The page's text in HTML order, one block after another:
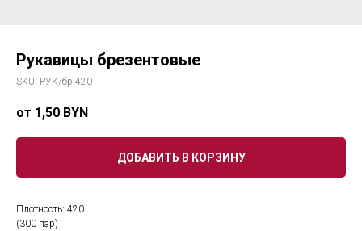
Рукавицы брезентовые
SKU: РУК/бр 420
1,50 BYN
ДОБАВИТЬ В КОРЗИНУ
Плотность: 420
(300 пар)